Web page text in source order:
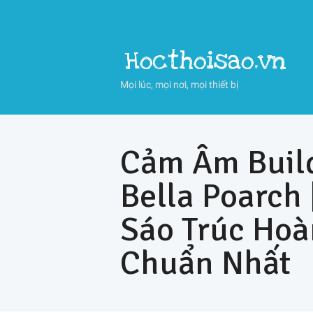
Hocthoisao.vn
Mọi lúc, mọi nơi, mọi thiết bị
Cảm Âm
Bella Poarch
Sáo Trúc
Chuẩn Nhất